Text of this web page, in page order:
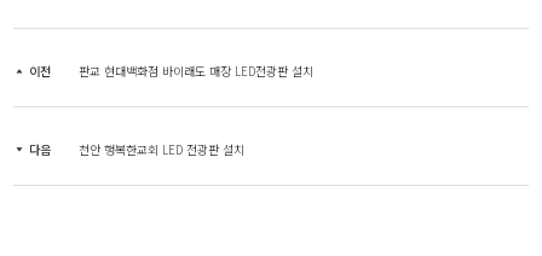
이전 판교 현대백화점 바이래도 매장 LED전광판 설치
다음 천안 행복한교회 LED 전광판 설치